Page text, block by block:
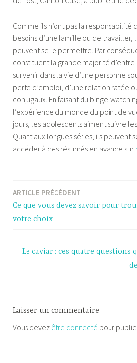
Comme ils n’ont pas la responsabilité
besoins d’une famille ou de travailler,
peuvent se le permettre. Par
constituent la grande majorité d’entre
survenir dans la vie d’une personne
perte d’emploi, d’une relation ratée
conjugaux. En faisant du binge-
l’expérience du monde du point de
jours, les adolescents aiment suivre
Quant aux longues séries, ils peuvent
accéder à des résumés en avance sur
Navigation
ARTICLE PRÉCÉDENT
Ce que vous devez savoir pour
votre choix
Le caviar : ces quatre questions
Laisser un commentaire
Vous devez être connecté pour